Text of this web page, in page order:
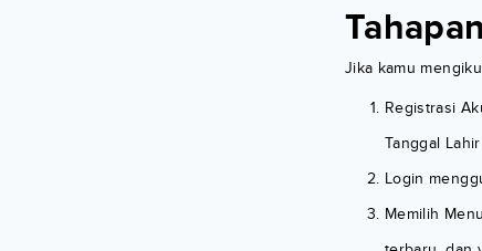
Jika kamu
Registrasi
Tanggal
Login
Memilih